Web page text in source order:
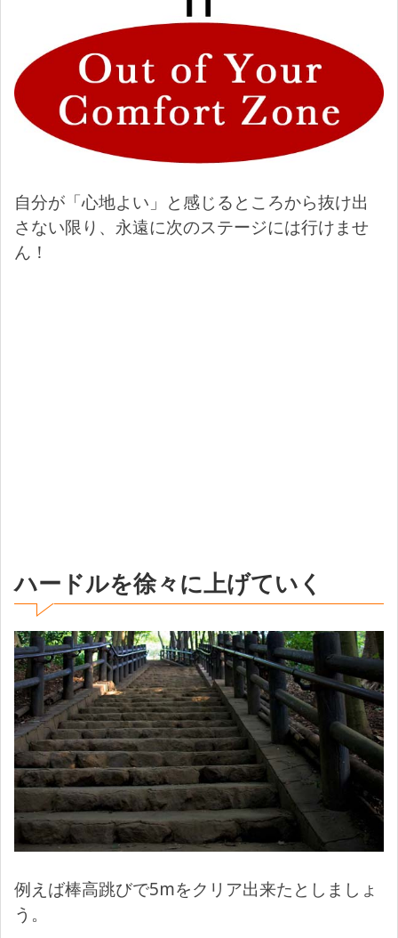
自分が「心地よい」と感じるところから抜け出
さない限り、永遠に次のステージには行けませ
ん！
ハードルを徐々に上げていく
例えば棒高跳びで5mをクリア出来たとしましょ
う。